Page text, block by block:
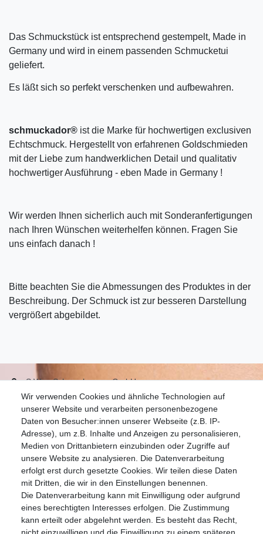
Das Schmuckstück ist entsprechend gestempelt, Made in
Germany und wird in einem passenden Schmucketui
geliefert.
Es läßt sich so perfekt verschenken und aufbewahren.
schmuckador® ist die Marke für hochwertigen exclusiven
Echtschmuck. Hergestellt von erfahrenen Goldschmieden
mit der Liebe zum handwerklichen Detail und qualitativ
hochwertiger Ausführung - eben Made in Germany !
Wir werden Ihnen sicherlich auch mit Sonderanfertigungen
nach Ihren Wünschen weiterhelfen können. Fragen Sie
uns einfach danach !
Bitte beachten Sie die Abmessungen des Produktes in der
Beschreibung. Der Schmuck ist zur besseren Darstellung
vergrößert abgebildet.
Wir verwenden Cookies und ähnliche Technologien auf
unserer Website und verarbeiten personenbezogene
Daten von Besucher:innen unserer Webseite (z.B. IP-
Adresse), um z.B. Inhalte und Anzeigen zu personalisieren,
Medien von Drittanbietern einzubinden oder Zugriffe auf
unsere Website zu analysieren. Die Datenverarbeitung
erfolgt erst durch gesetzte Cookies. Wir teilen diese Daten
mit Dritten, die wir in den Einstellungen benennen.
Die Datenverarbeitung kann mit Einwilligung oder aufgrund
eines berechtigten Interesses erfolgen. Die Zustimmung
kann erteilt oder abgelehnt werden. Es besteht das Recht,
S.W.w. Schmuckwaren GmbH
07051-9608828
info@schmuckador.de
Montag bis Freitag 8.30 – 12.00 Uhr und 13.30 bis 17.30 Uhr
Widerrufs­recht Widerrufs­formular Impressum
Daten­schutz­erklärung AGB